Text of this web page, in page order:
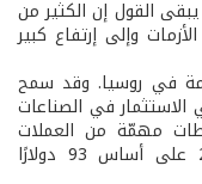
القول إن الكثير من
وإلى إرتفاع كبير
في روسيا. وقد سمح
الاستثمار في الصناعات
مهمّة من العملات
الصعبة. وقد تمّ وضع موازنة العام 2014 على أساس 93 دولارًا